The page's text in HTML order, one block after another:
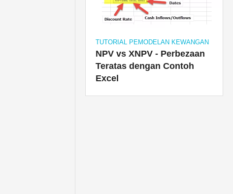
TUTORIAL PEMODELAN KEWANGAN
NPV vs XNPV - Perbezaan
Teratas dengan Contoh
Excel